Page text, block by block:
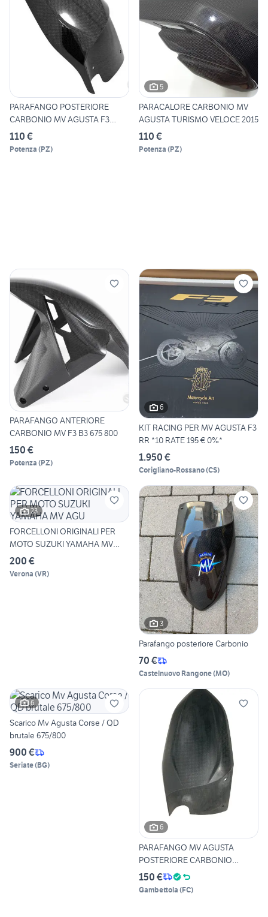
PARAFANGO POSTERIORE
CARBONIO MV AGUSTA F3
BRUTALE
110 €
Potenza (PZ)
5
PARACALORE CARBONIO MV
AGUSTA TURISMO VELOCE 2015
110 €
Potenza (PZ)
PARAFANGO ANTERIORE
CARBONIO MV F3 B3 675 800
150 €
Potenza (PZ)
6
KIT RACING PER MV AGUSTA F3
RR *10 RATE 195 € 0%*
1.950 €
Corigliano-Rossano(CS)
23
FORCELLONI ORIGINALI PER
MOTO SUZUKI YAMAHA MV
AGU
200 €
Verona (VR)
3
Parafango posteriore Carbonio
70 €
Castelnuovo Rangone(MO)
6
Scarico Mv Agusta Corse / QD
brutale 675/800
900 €
Seriate(BG)
6
PARAFANGO MV AGUSTA
POSTERIORE CARBONIO
BRUTALE 67
150 €
Gambettola (FC)